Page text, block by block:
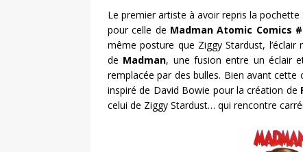
Le premier artiste à avoir repris la pochette
pour celle de Madman Atomic Comics
même posture que Ziggy Stardust,
de Madman, une fusion entre un éclair
remplacée par des bulles. Bien avant cette
inspiré de David Bowie pour la création de
celui de Ziggy Stardust… qui rencontre